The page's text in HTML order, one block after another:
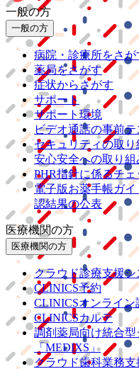
一般の方
一般の方
病院・診療所をさが
薬局をさがす
症状からさがす
サポート
サポート環境
ビデオ通話の事前テ
セキュリティの取り
安心安全への取り組
PHR指針に係るチ
電子版お薬手帳ガ
認結果の公表
医療機関の方
医療機関の方
クラウド診療支援シ
CLINICS予約
CLINICSオンライン
CLINICSカルテ
調剤薬局向け統合
「MEDIXS」
クラウド歯科業務支